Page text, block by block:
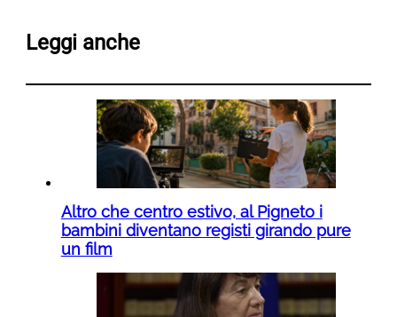
Leggi anche
Altro che centro estivo, al Pigneto i
bambini diventano registi girando pure
un film